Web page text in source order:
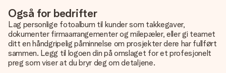
Også for bedrifter
Lag personlige fotoalbum til kunder som takkegaver,
dokumenter firmaarrangementer og milepæler, eller gi teamet
ditt en håndgripelig påminnelse om prosjekter dere har fullført
sammen. Legg til logoen din på omslaget for et profesjonelt
preg som viser at du bryr deg om detaljene.